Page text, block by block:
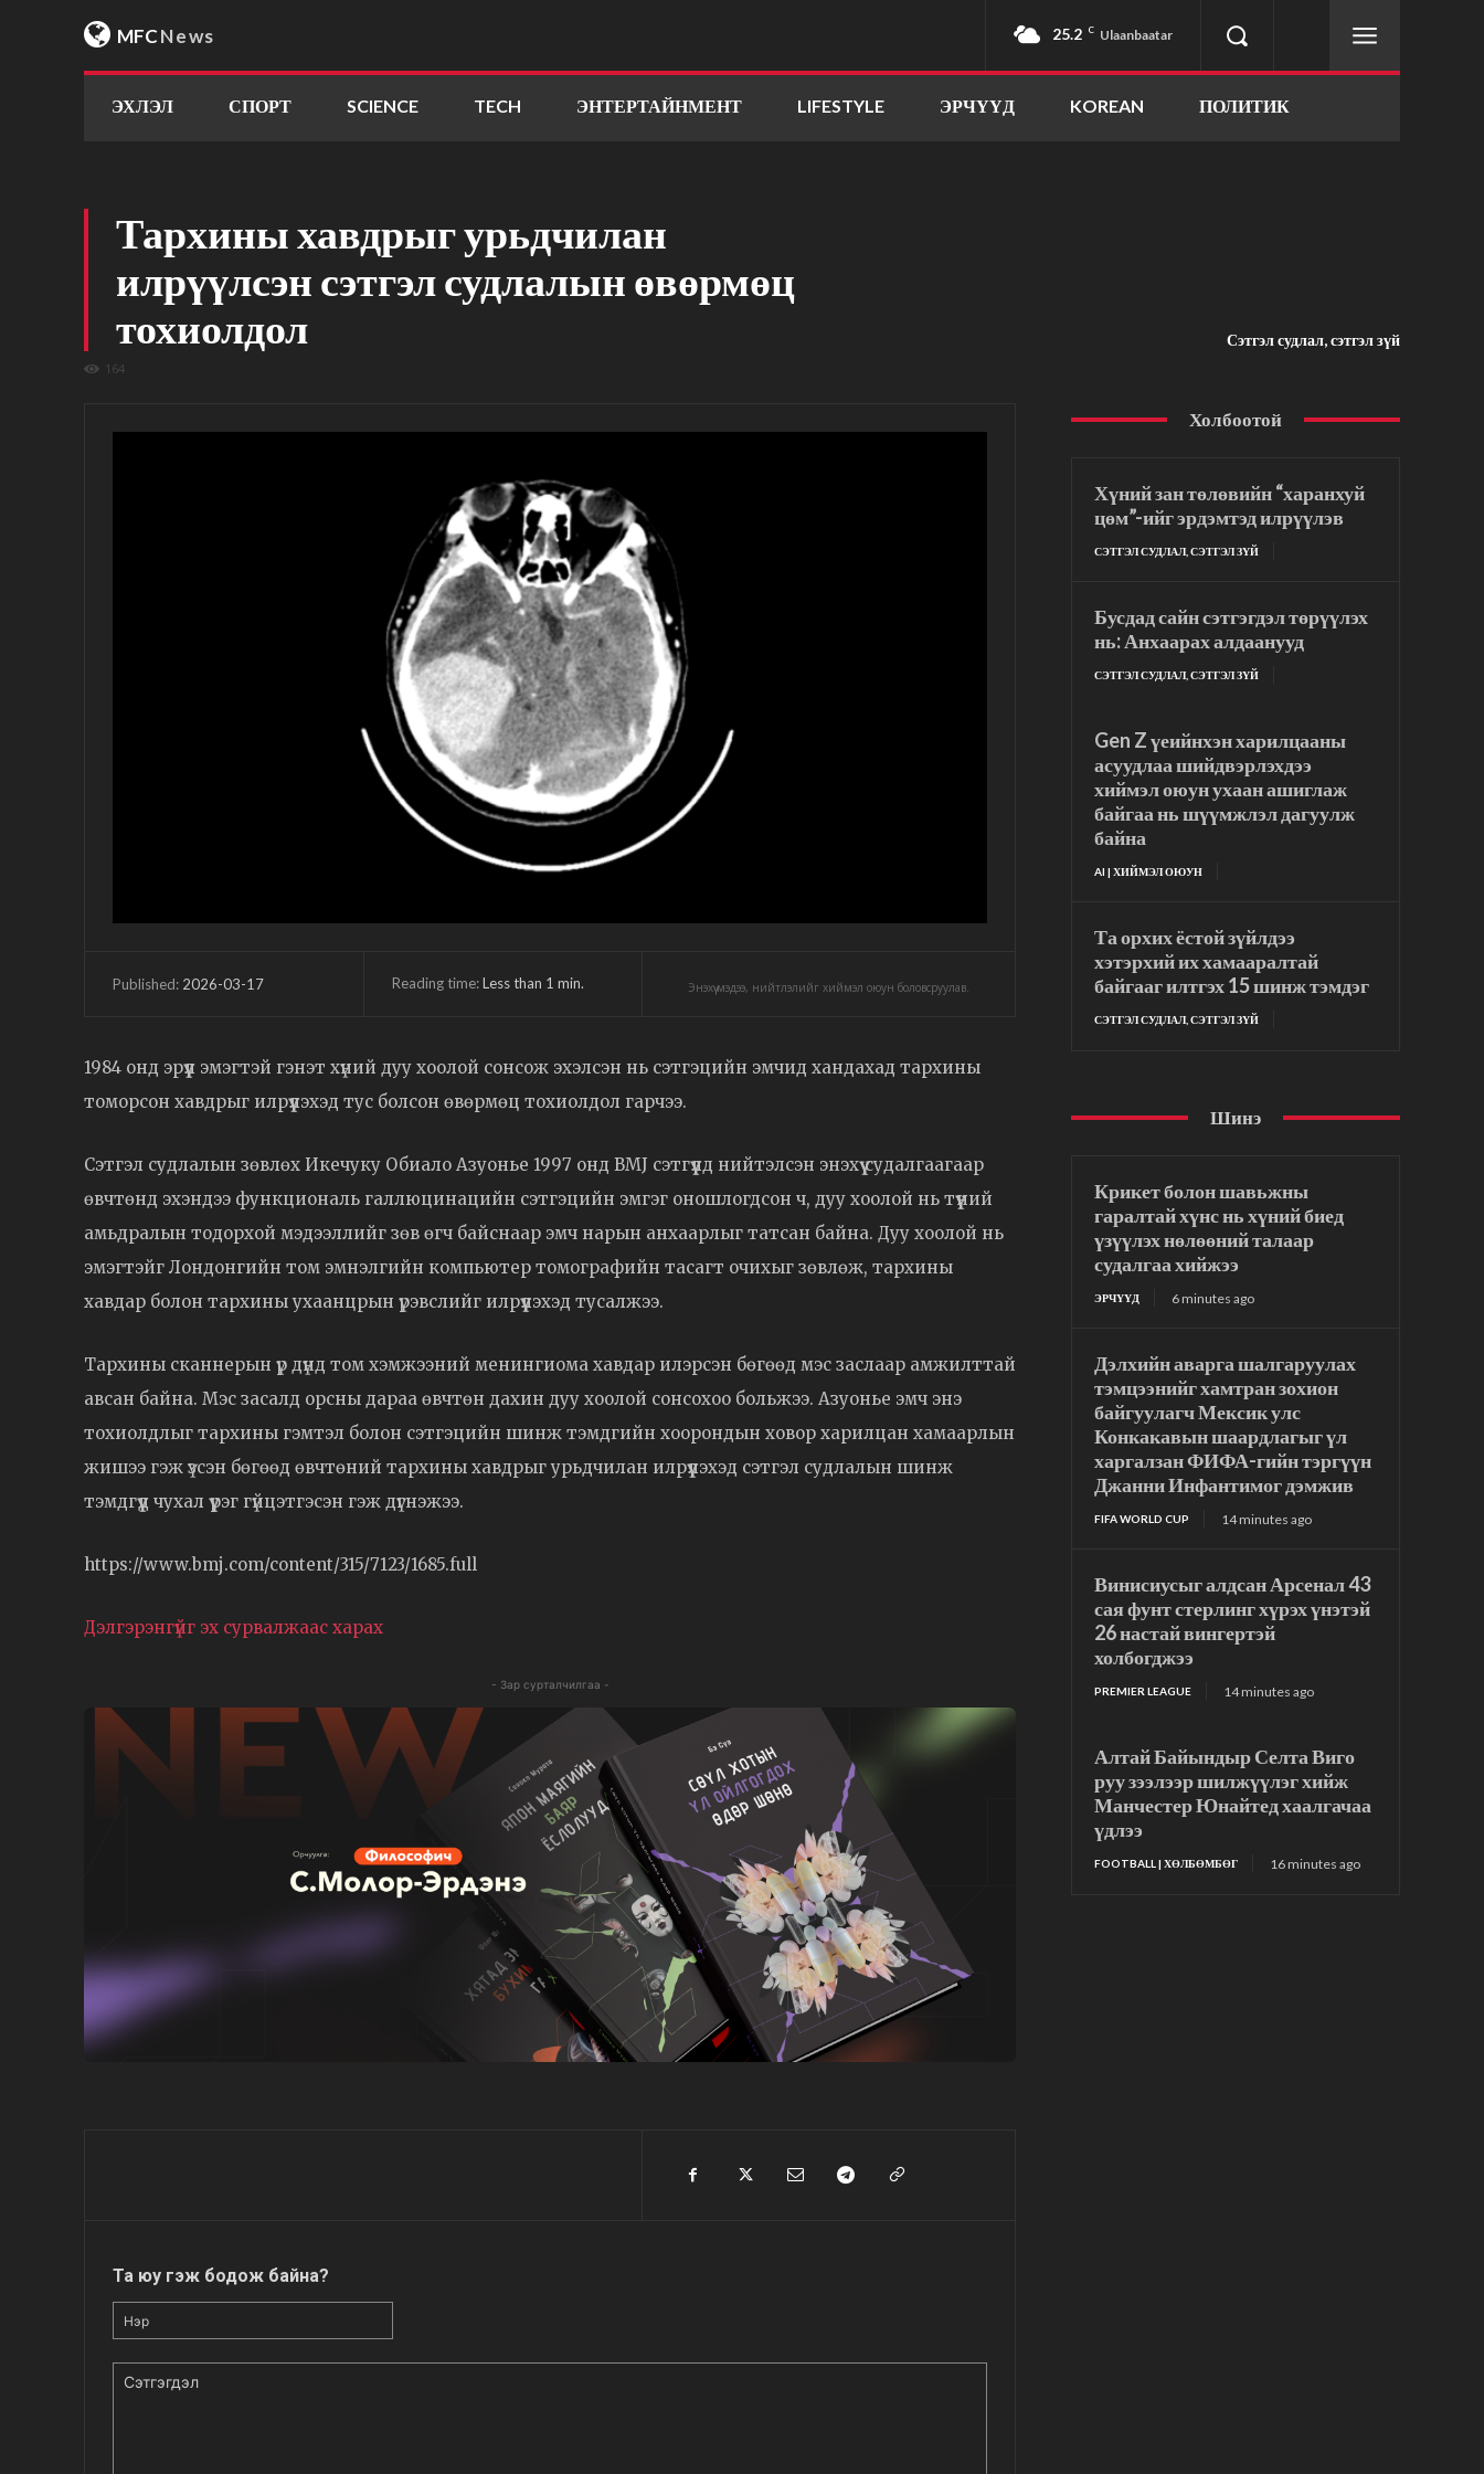
MFCNews 25.2 C Ulaanbaatar
ЭХЛЭЛ СПОРТ SCIENCE TECH ЭНТЕРТАЙНМЕНТ LIFESTYLE ЭРЧҮҮД KOREAN ПОЛИТИК
Тархины хавдрыг урьдчилан
илрүүлсэн сэтгэл судлалын өвөрмөц
тохиолдол
164
Сэтгэл судлал, сэтгэл зүй
Published: 2026-03-17 Reading time:Less than 1 min. Энэхүү мэдээ, нийтлэлийг хиймэл оюун боловсруулав.
1984 онд эрүүл эмэгтэй гэнэт хүний дуу хоолой сонсож эхэлсэн нь сэтгэцийн эмчид хандахад тархины
томорсон хавдрыг илрүүлэхэд тус болсон өвөрмөц тохиолдол гарчээ.
Сэтгэл судлалын зөвлөх Икечуку Обиало Азуонье 1997 онд BMJ сэтгүүлд нийтэлсэн энэхүү судалгаагаар
өвчтөнд эхэндээ функциональ галлюцинацийн сэтгэцийн эмгэг оношлогдсон ч, дуу хоолой нь түүний
амьдралын тодорхой мэдээллийг зөв өгч байснаар эмч нарын анхаарлыг татсан байна. Дуу хоолой нь
эмэгтэйг Лондонгийн том эмнэлгийн компьютер томографийн тасагт очихыг зөвлөж, тархины
хавдар болон тархины ухаанцрын үрэвслийг илрүүлэхэд тусалжээ.
Тархины сканнерын үр дүнд том хэмжээний менингиома хавдар илэрсэн бөгөөд мэс заслаар амжилттай
авсан байна. Мэс засалд орсны дараа өвчтөн дахин дуу хоолой сонсохоо больжээ. Азуонье эмч энэ
тохиолдлыг тархины гэмтэл болон сэтгэцийн шинж тэмдгийн хоорондын ховор харилцан хамаарлын
жишээ гэж үзсэн бөгөөд өвчтөний тархины хавдрыг урьдчилан илрүүлэхэд сэтгэл судлалын шинж
тэмдгүүд чухал үүрэг гүйцэтгэсэн гэж дүгнэжээ.
https://www.bmj.com/content/315/7123/1685.full
Дэлгэрэнгүйг эх сурвалжаас харах
- Зар сурталчилгаа -
Та юу гэж бодож байна?
Холбоотой
Хүний зан төлөвийн “харанхуй
цөм”-ийг эрдэмтэд илрүүлэв
СЭТГЭЛ СУДЛАЛ, СЭТГЭЛ ЗҮЙ
Бусдад сайн сэтгэгдэл төрүүлэх
нь: Анхаарах алдаанууд
СЭТГЭЛ СУДЛАЛ, СЭТГЭЛ ЗҮЙ
Gen Z үеийнхэн харилцааны
асуудлаа шийдвэрлэхдээ
хиймэл оюун ухаан ашиглаж
байгаа нь шүүмжлэл дагуулж
байна
AI | ХИЙМЭЛ ОЮУН
Та орхих ёстой зүйлдээ
хэтэрхий их хамааралтай
байгааг илтгэх 15 шинж тэмдэг
СЭТГЭЛ СУДЛАЛ, СЭТГЭЛ ЗҮЙ
Шинэ
Крикет болон шавьжны
гаралтай хүнс нь хүний биед
үзүүлэх нөлөөний талаар
судалгаа хийжээ
ЭРЧҮҮД 6 minutes ago
Дэлхийн аварга шалгаруулах
тэмцээнийг хамтран зохион
байгуулагч Мексик улс
Конкакавын шаардлагыг үл
харгалзан ФИФА-гийн тэргүүн
Джанни Инфантимог дэмжив
FIFA WORLD CUP 14 minutes ago
Винисиусыг алдсан Арсенал 43
сая фунт стерлинг хүрэх үнэтэй
26 настай вингертэй
холбогджээ
PREMIER LEAGUE 14 minutes ago
Алтай Байындыр Селта Виго
руу зээлээр шилжүүлэг хийж
Манчестер Юнайтед хаалгачаа
үдлээ
FOOTBALL | ХӨЛБӨМБӨГ 16 minutes ago